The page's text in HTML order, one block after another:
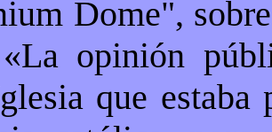
Dome",
opinión
que estaba